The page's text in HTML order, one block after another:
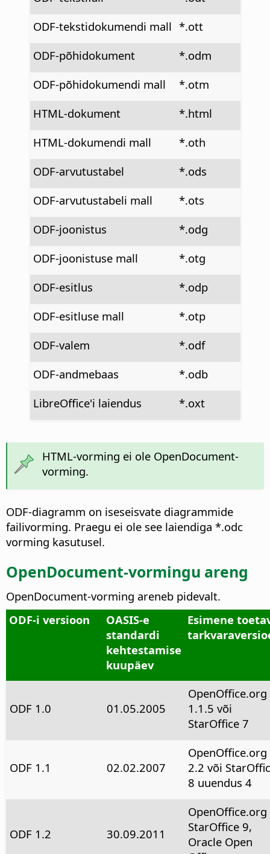
ODF-tekstidokumendi mall *.ott
ODF-põhidokument
*.odm
ODF-põhidokumendi mall
*.otm
HTML-dokument
*.html
HTML-dokumendi mall
*.oth
ODF-arvutustabel
*.ods
ODF-arvutustabeli mall
*.ots
ODF-joonistus
*.odg
ODF-joonistuse mall
*.otg
ODF-esitlus
*.odp
ODF-esitluse mall
*.otp
ODF-valem
*.odf
ODF-andmebaas
*.odb
LibreOffice'i laiendus
*.oxt
HTML-vorming ei ole OpenDocument-
vorming.
ODF-diagramm on iseseisvate diagrammide
failivorming. Praegu ei ole see laiendiga *.odc
vorming kasutusel.
OpenDocument-vormingu areng
OpenDocument-vorming areneb pidevalt.
ODF-i versioon
OASIS-e
standardi
kehtestamise
kuupäev
Esimene
ODF 1.0 01.05.2005
OpenOffice.org
1.1.5 või
StarOffice 7
ODF 1.1 02.02.2007
OpenOffice.org
2.2 või
8 uuendus 4
ODF 1.2 30.09.2011
OpenOffice.org
StarOffice 9,
Oracle Open